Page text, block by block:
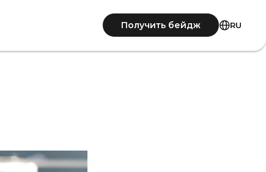
Получить бейдж RU